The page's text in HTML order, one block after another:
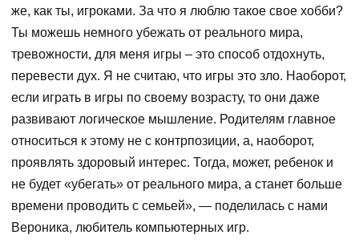
же, как ты, игроками. За что я люблю такое свое хобби?
Ты можешь немного убежать от реального мира,
тревожности, для меня игры – это способ отдохнуть,
перевести дух. Я не считаю, что игры это зло. Наоборот,
если играть в игры по своему возрасту, то они даже
развивают логическое мышление. Родителям главное
относиться к этому не с контрпозиции, а, наоборот,
проявлять здоровый интерес. Тогда, может, ребенок и
не будет «убегать» от реального мира, а станет больше
времени проводить с семьей», — поделилась с нами
Вероника, любитель компьютерных игр.